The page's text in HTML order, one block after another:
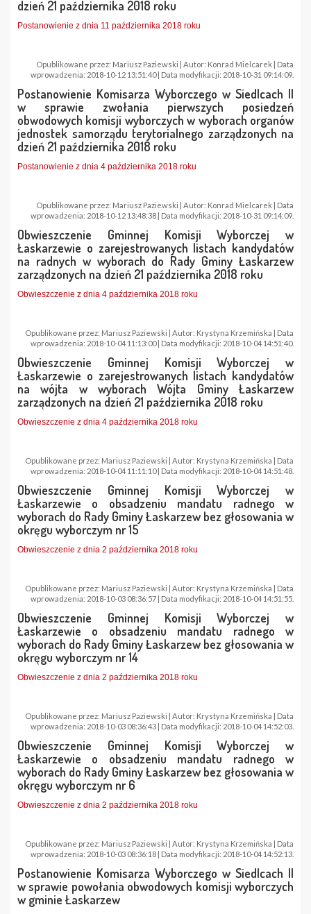
dzień 21 października 2018 roku
Postanowienie z dnia 11 października 2018 roku
Opublikowane przez: Mariusz Paziewski | Autor: Konrad Mielcarek | Data
wprowadzenia: 2018-10-12 13:51:40 | Data modyfikacji: 2018-10-31 09:14:09.
Postanowienie Komisarza Wyborczego w Siedlcach II
w sprawie zwołania pierwszych posiedzeń
obwodowych komisji wyborczych w wyborach organów
jednostek samorządu terytorialnego zarządzonych na
dzień 21 października 2018 roku
Postanowienie z dnia 4 października 2018 roku
Opublikowane przez: Mariusz Paziewski | Autor: Konrad Mielcarek | Data
wprowadzenia: 2018-10-12 13:48:38 | Data modyfikacji: 2018-10-31 09:14:09.
Obwieszczenie Gminnej Komisji Wyborczej w
Łaskarzewie o zarejestrowanych listach kandydatów
na radnych w wyborach do Rady Gminy Łaskarzew
zarządzonych na dzień 21 października 2018 roku
Obwieszczenie z dnia 4 października 2018 roku
Opublikowane przez: Mariusz Paziewski | Autor: Krystyna Krzemińska | Data
wprowadzenia: 2018-10-04 11:13:00 | Data modyfikacji: 2018-10-04 14:51:40.
Obwieszczenie Gminnej Komisji Wyborczej w
Łaskarzewie o zarejestrowanych listach kandydatów
na wójta w wyborach Wójta Gminy Łaskarzew
zarządzonych na dzień 21 października 2018 roku
Obwieszczenie z dnia 4 października 2018 roku
Opublikowane przez: Mariusz Paziewski | Autor: Krystyna Krzemińska | Data
wprowadzenia: 2018-10-04 11:11:10 | Data modyfikacji: 2018-10-04 14:51:48.
Obwieszczenie Gminnej Komisji Wyborczej w
Łaskarzewie o obsadzeniu mandatu radnego w
wyborach do Rady Gminy Łaskarzew bez głosowania w
okręgu wyborczym nr 15
Obwieszczenie z dnia 2 października 2018 roku
Opublikowane przez: Mariusz Paziewski | Autor: Krystyna Krzemińska | Data
wprowadzenia: 2018-10-03 08:36:57 | Data modyfikacji: 2018-10-04 14:51:55.
Obwieszczenie Gminnej Komisji Wyborczej w
Łaskarzewie o obsadzeniu mandatu radnego w
wyborach do Rady Gminy Łaskarzew bez głosowania w
okręgu wyborczym nr 14
Obwieszczenie z dnia 2 października 2018 roku
Opublikowane przez: Mariusz Paziewski | Autor: Krystyna Krzemińska | Data
wprowadzenia: 2018-10-03 08:36:43 | Data modyfikacji: 2018-10-04 14:52:03.
Obwieszczenie Gminnej Komisji Wyborczej w
Łaskarzewie o obsadzeniu mandatu radnego w
wyborach do Rady Gminy Łaskarzew bez głosowania w
okręgu wyborczym nr 6
Obwieszczenie z dnia 2 października 2018 roku
Opublikowane przez: Mariusz Paziewski | Autor: Krystyna Krzemińska | Data
wprowadzenia: 2018-10-03 08:36:18 | Data modyfikacji: 2018-10-04 14:52:13.
Postanowienie Komisarza Wyborczego w Siedlcach II
w sprawie powołania obwodowych komisji wyborczych
w gminie Łaskarzew